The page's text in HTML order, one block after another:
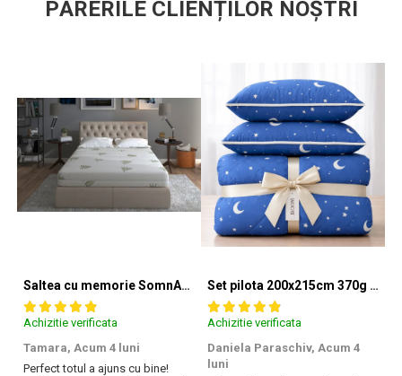
textile responsabil – de la materia prima la produsul finit pe rafturile
PĂRERILE CLIENȚILOR NOȘTRI
Saltea cu memorie SomnART XXL Memory Plus 160x190, înălțime 25cm, pentru persoane supraponderale, husă Aloe Vera detașabilă, rulată, fermitate mare
Achizitie verificata
Tamara, Acum 4 luni
Perfect totul a ajuns cu bine!
Set pilota 200x215cm 370g cu 2 perne 50x70,albastru- PLT36
Achizitie verificata
Daniela Paraschiv, Acum 4
luni